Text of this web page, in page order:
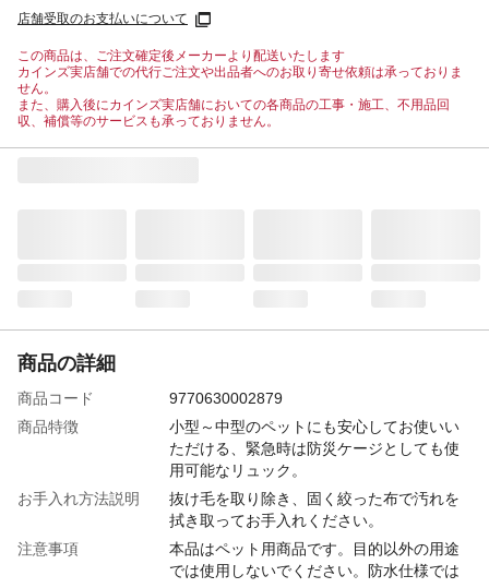
店舗受取のお支払いについて
この商品は、ご注文確定後メーカーより配送いたします
カインズ実店舗での代行ご注文や出品者へのお取り寄せ依頼は承っておりま
せん。
また、購入後にカインズ実店舗においての各商品の工事・施工、不用品回
収、補償等のサービスも承っておりません。
商品の詳細
商品コード
9770630002879
商品特徴
小型～中型のペットにも安心してお使いい
ただける、緊急時は防災ケージとしても使
用可能なリュック。
お手入れ方法説明
抜け毛を取り除き、固く絞った布で汚れを
拭き取ってお手入れください。
注意事項
本品はペット用商品です。目的以外の用途
では使用しないでください。防水仕様では